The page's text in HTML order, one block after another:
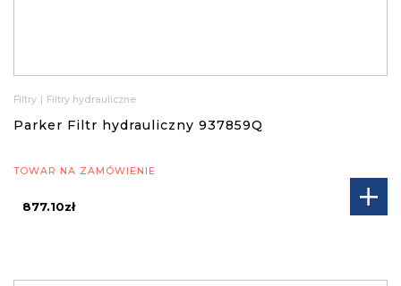
Filtry Filtry hydrauliczne
Parker Filtr hydrauliczny 937859Q
TOWAR NA ZAMÓWIENIE
877.10zł